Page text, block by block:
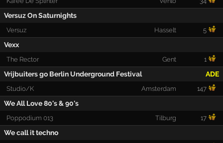
Versuz On Saturnights
Versuz Hasselt 5
Vexx
The Rector Gent 1
Vrijbuiters go Berlin Underground Festival ADE
Studio/K Amsterdam 147
We All Love 80's & 90's
Poppodium 013 Tilburg 17
We call it techno